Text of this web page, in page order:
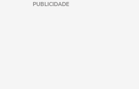
PUBLICIDADE